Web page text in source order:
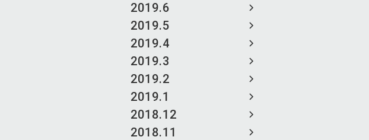
2019.6
2019.5
2019.4
2019.3
2019.2
2019.1
2018.12
2018.11